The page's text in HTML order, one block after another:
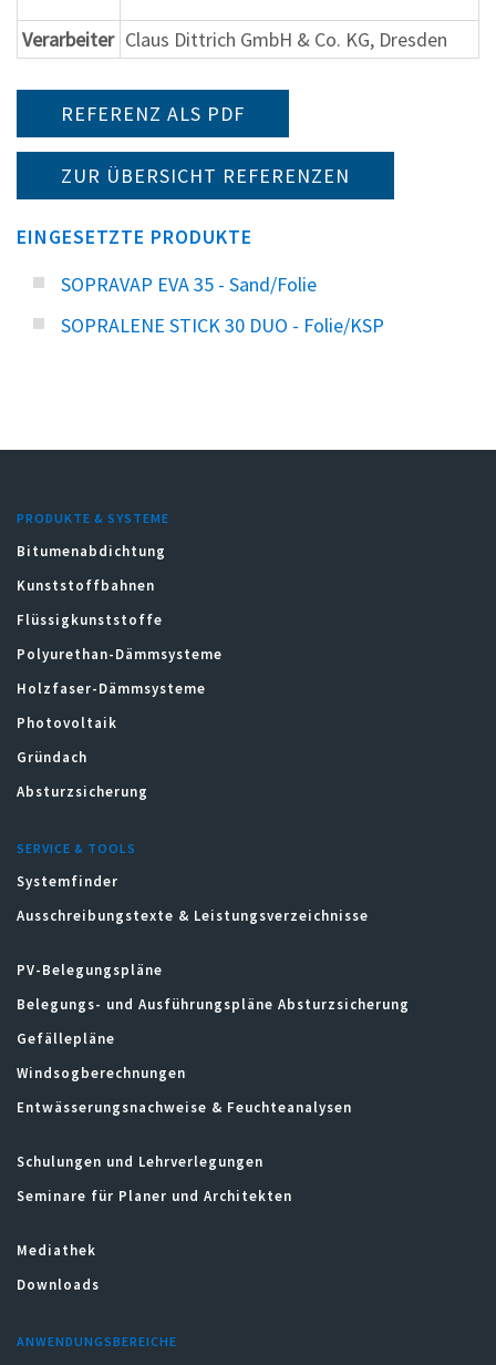
Verarbeiter Claus Dittrich GmbH & Co. KG, Dresden
REFERENZ ALS PDF
ZUR ÜBERSICHT REFERENZEN
EINGESETZTE PRODUKTE
SOPRAVAP EVA 35 - Sand/Folie
SOPRALENE STICK 30 DUO - Folie/KSP
PRODUKTE & SYSTEME
Bitumenabdichtung
Kunststoffbahnen
Flüssigkunststoffe
Polyurethan-Dämmsysteme
Holzfaser-Dämmsysteme
Photovoltaik
Gründach
Absturzsicherung
SERVICE & TOOLS
Systemfinder
Ausschreibungstexte & Leistungsverzeichnisse
PV-Belegungspläne
Belegungs- und Ausführungspläne Absturzsicherung
Gefällepläne
Windsogberechnungen
Entwässerungsnachweise & Feuchteanalysen
Schulungen und Lehrverlegungen
Seminare für Planer und Architekten
Mediathek
Downloads
ANWENDUNGSBEREICHE